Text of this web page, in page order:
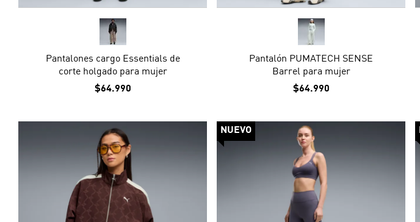
Pantalones cargo Essentials de
corte holgado para mujer
$64.990
Pantalón PUMATECH SENSE
Barrel para mujer
$64.990
NUEVO